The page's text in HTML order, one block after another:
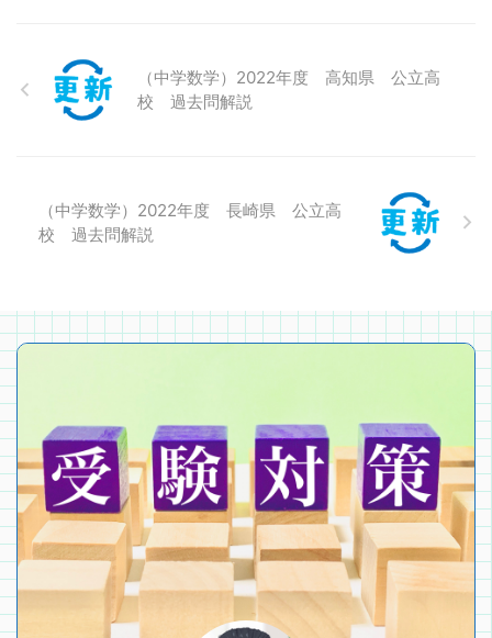
（中学数学）2022年度 高知県 公立高
校 過去問解説
（中学数学）2022年度 長崎県 公立高
校 過去問解説